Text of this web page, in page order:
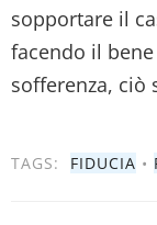
sopportare il
facendo il
sofferenza, ciò
TAGS: FIDUCIA •